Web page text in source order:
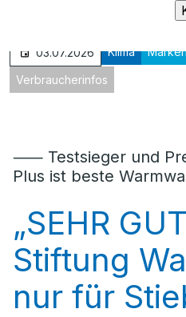
03.07.2026 Klima
Verbraucherinfos
⸺ Testsieger und
Plus ist beste
„SEHR
Stiftung
nur für